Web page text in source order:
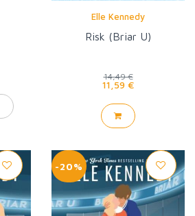
Elle Kennedy
Risk (Briar U)
14,49 €
11,59 €
-20%